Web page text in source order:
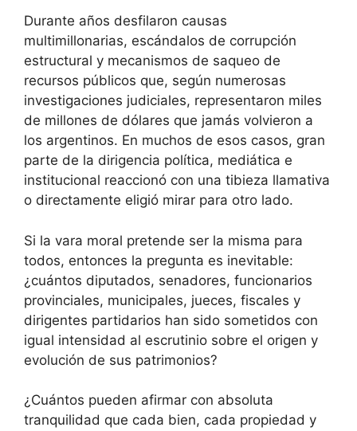
Durante años desfilaron causas
multimillonarias, escándalos de corrupción
estructural y mecanismos de saqueo de
recursos públicos que, según numerosas
investigaciones judiciales, representaron miles
de millones de dólares que jamás volvieron a
los argentinos. En muchos de esos casos, gran
parte de la dirigencia política, mediática e
institucional reaccionó con una tibieza llamativa
o directamente eligió mirar para otro lado.
Si la vara moral pretende ser la misma para
todos, entonces la pregunta es inevitable:
¿cuántos diputados, senadores, funcionarios
provinciales, municipales, jueces, fiscales y
dirigentes partidarios han sido sometidos con
igual intensidad al escrutinio sobre el origen y
evolución de sus patrimonios?
¿Cuántos pueden afirmar con absoluta
tranquilidad que cada bien, cada propiedad y